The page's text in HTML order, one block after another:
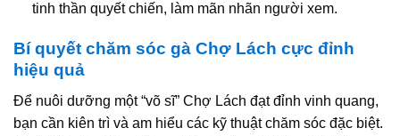
tinh thần quyết chiến, làm mãn nhãn người xem.
Bí quyết chăm sóc gà Chợ Lách cực đỉnh
hiệu quả
Để nuôi dưỡng một “võ sĩ” Chợ Lách đạt đỉnh vinh quang,
bạn cần kiên trì và am hiểu các kỹ thuật chăm sóc đặc biệt.